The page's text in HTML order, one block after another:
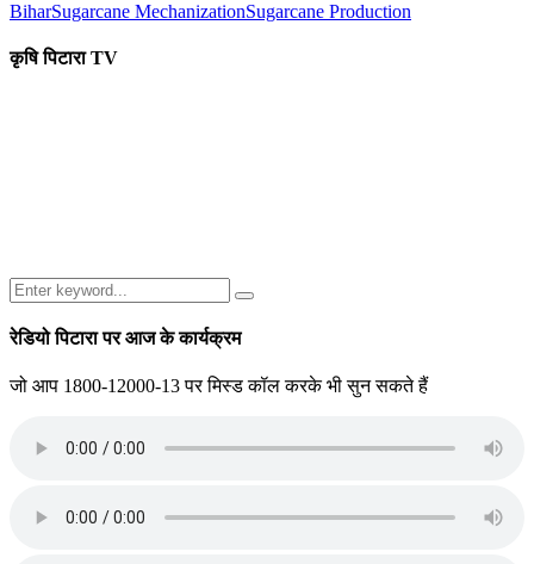
BiharSugarcane MechanizationSugarcane Production
कृषि पिटारा TV
Search
for:
Search
रेडियो पिटारा पर आज के कार्यक्रम
जो आप 1800-12000-13 पर मिस्ड कॉल करके भी सुन सकते हैं